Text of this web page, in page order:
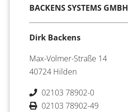
BACKENS SYSTEMS GMBH
Dirk Backens
Max-Volmer-Straße 14
40724 Hilden
02103 78902-0
02103 78902-49